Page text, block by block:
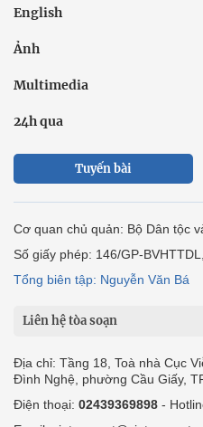
English
Ảnh
Multimedia
24h qua
Tuyến bài
Cơ quan chủ quản: Bộ Dân tộc
Số giấy phép: 146/GP-
Tổng biên tập: Nguyễn Văn Bá
Liên hệ tòa soạn
Địa chỉ: Tầng 18, Toà nhà Cục
Đình Nghệ, phường Cầu Giấy,
Điện thoại: 02439369898 -